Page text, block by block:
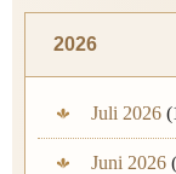
2026
Juli 2026
Juni 2026